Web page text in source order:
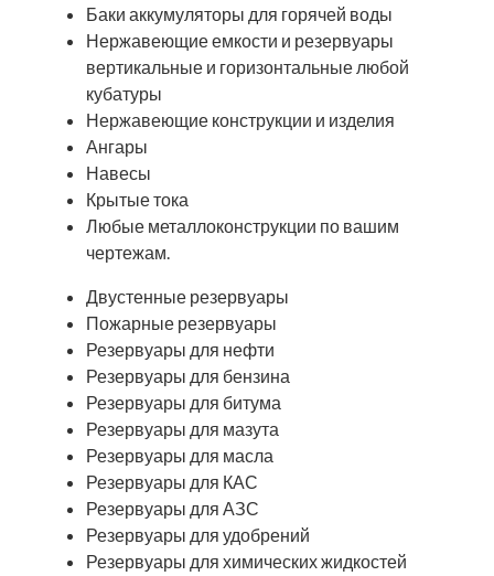
Баки аккумуляторы для горячей воды
Нержавеющие емкости и резервуары
вертикальные и горизонтальные любой
кубатуры
Нержавеющие конструкции и изделия
Ангары
Навесы
Крытые тока
Любые металлоконструкции по вашим
чертежам.
Двустенные резервуары
Пожарные резервуары
Резервуары для нефти
Резервуары для бензина
Резервуары для битума
Резервуары для мазута
Резервуары для масла
Резервуары для КАС
Резервуары для АЗС
Резервуары для удобрений
Резервуары для химических жидкостей